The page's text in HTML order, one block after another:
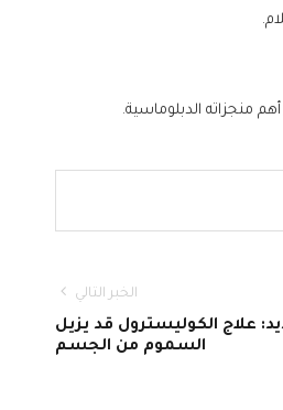
منجزاته الدبلوماسية.
الخبر التالي
علاج الكوليسترول قد يزيل
السموم من الجسم